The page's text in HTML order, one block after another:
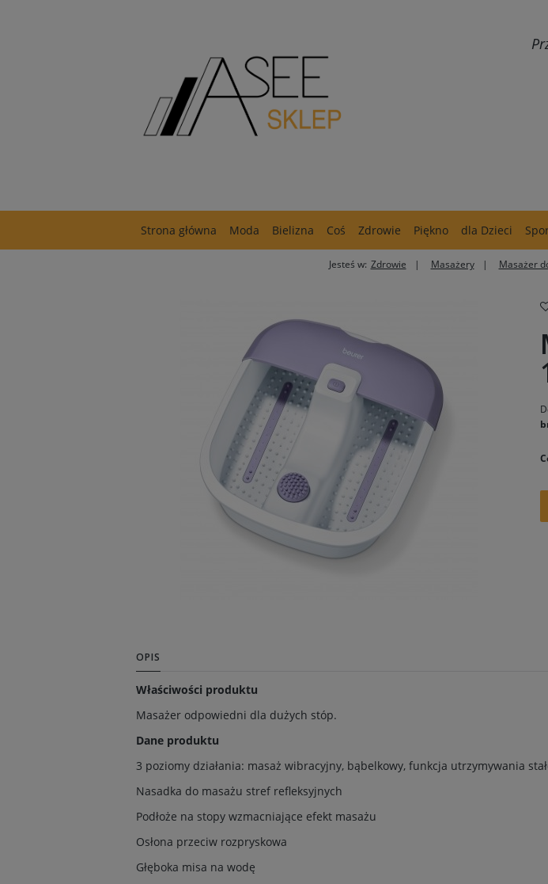
Strona główna Moda Bielizna Coś Zdrowie Piękno dla Dzieci
Jesteś w: Zdrowie Masażery Masażer
OPIS
Właściwości produktu
Masażer odpowiedni dla dużych stóp.
Dane produktu
3 poziomy działania: masaż wibracyjny, bąbelkowy, funkcja utrzymywania
Nasadka do masażu stref refleksyjnych
Podłoże na stopy wzmacniające efekt masażu
Osłona przeciw rozpryskowa
Głęboka misa na wodę